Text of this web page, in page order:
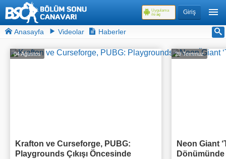
Giriş
Uygulama
ile aç
Anasayfa Videolar Haberler
04 Ağustos
Krafton ve Curseforge, PUBG:
Playgrounds Çıkışı Öncesinde
29 Temmuz
Neon Giant
Dönümünde